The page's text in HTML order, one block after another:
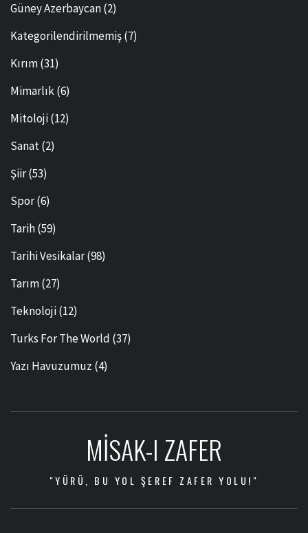
Güney Azerbaycan(2)
Kategorilendirilmemiş(7)
Kırım(31)
Mimarlık(6)
Mitoloji(12)
Sanat(2)
Şiir(53)
Spor(6)
Tarih(59)
Tarihi Vesikalar(98)
Tarım(27)
Teknoloji(12)
Turks For The World (37)
Yazı Havuzumuz (4)
MISAK-I ZAFER
"YÜRÜ, BU YOL ŞEREF ZAFER YOLU!"